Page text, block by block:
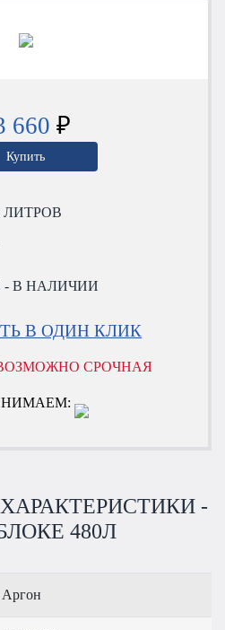
660 ₽
Купить
ЛИТРОВ
- В НАЛИЧИИ
В ОДИН КЛИК
СРОЧНАЯ
-
480Л
Аргон